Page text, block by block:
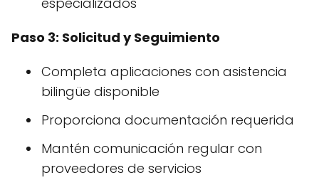
Paso 3: Solicitud y Seguimiento
Completa aplicaciones con asistencia
bilingüe disponible
Proporciona documentación requerida
Mantén comunicación regular con
proveedores de servicios